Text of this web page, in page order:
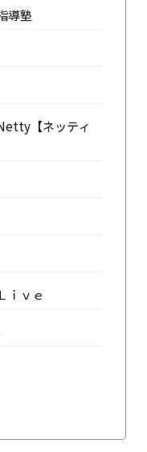
導塾
【ネッティ
ｉｖｅ